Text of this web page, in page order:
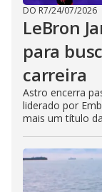
DO R7/24/07/2026
LeBron
para
carreira
Astro encerra
liderado por
mais um título